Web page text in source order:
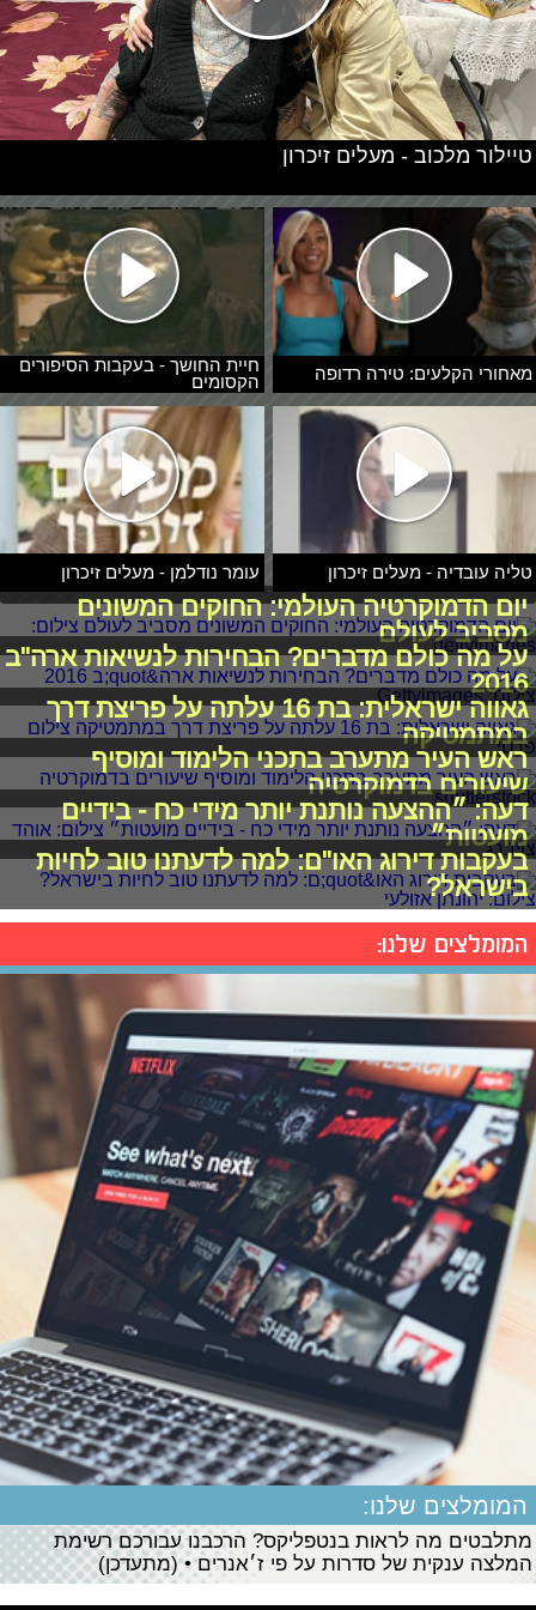
מאחורי הקלעים: טירה רדופה
חיית החושך - בעקבות הסיפורים
הקסומים
טליה עובדיה - מעלים זיכרון עומר נודלמן - מעלים זיכרון
טיילור מלכוב - מעלים זיכרון
יום הדמוקרטיה העולמי: החוקים המשונים
מסביב לעולם
על מה כולם מדברים? הבחירות לנשיאות ארה"ב
2016
גאווה ישראלית: בת 16 עלתה על פריצת דרך
במתמטיקה
ראש העיר מתערב בתכני הלימוד ומוסיף
שיעורים בדמוקרטיה
דעה: ״ההצעה נותנת יותר מידי כח - בידיים
מועטות״
בעקבות דירוג האו"ם: למה לדעתנו טוב לחיות
בישראל?
המומלצים שלנו:
המומלצים שלנו:
מתלבטים מה לראות בנטפליקס? הרכבנו עבורכם רשימת
המלצה ענקית של סדרות על פי ז׳אנרים • (מתעדכן)